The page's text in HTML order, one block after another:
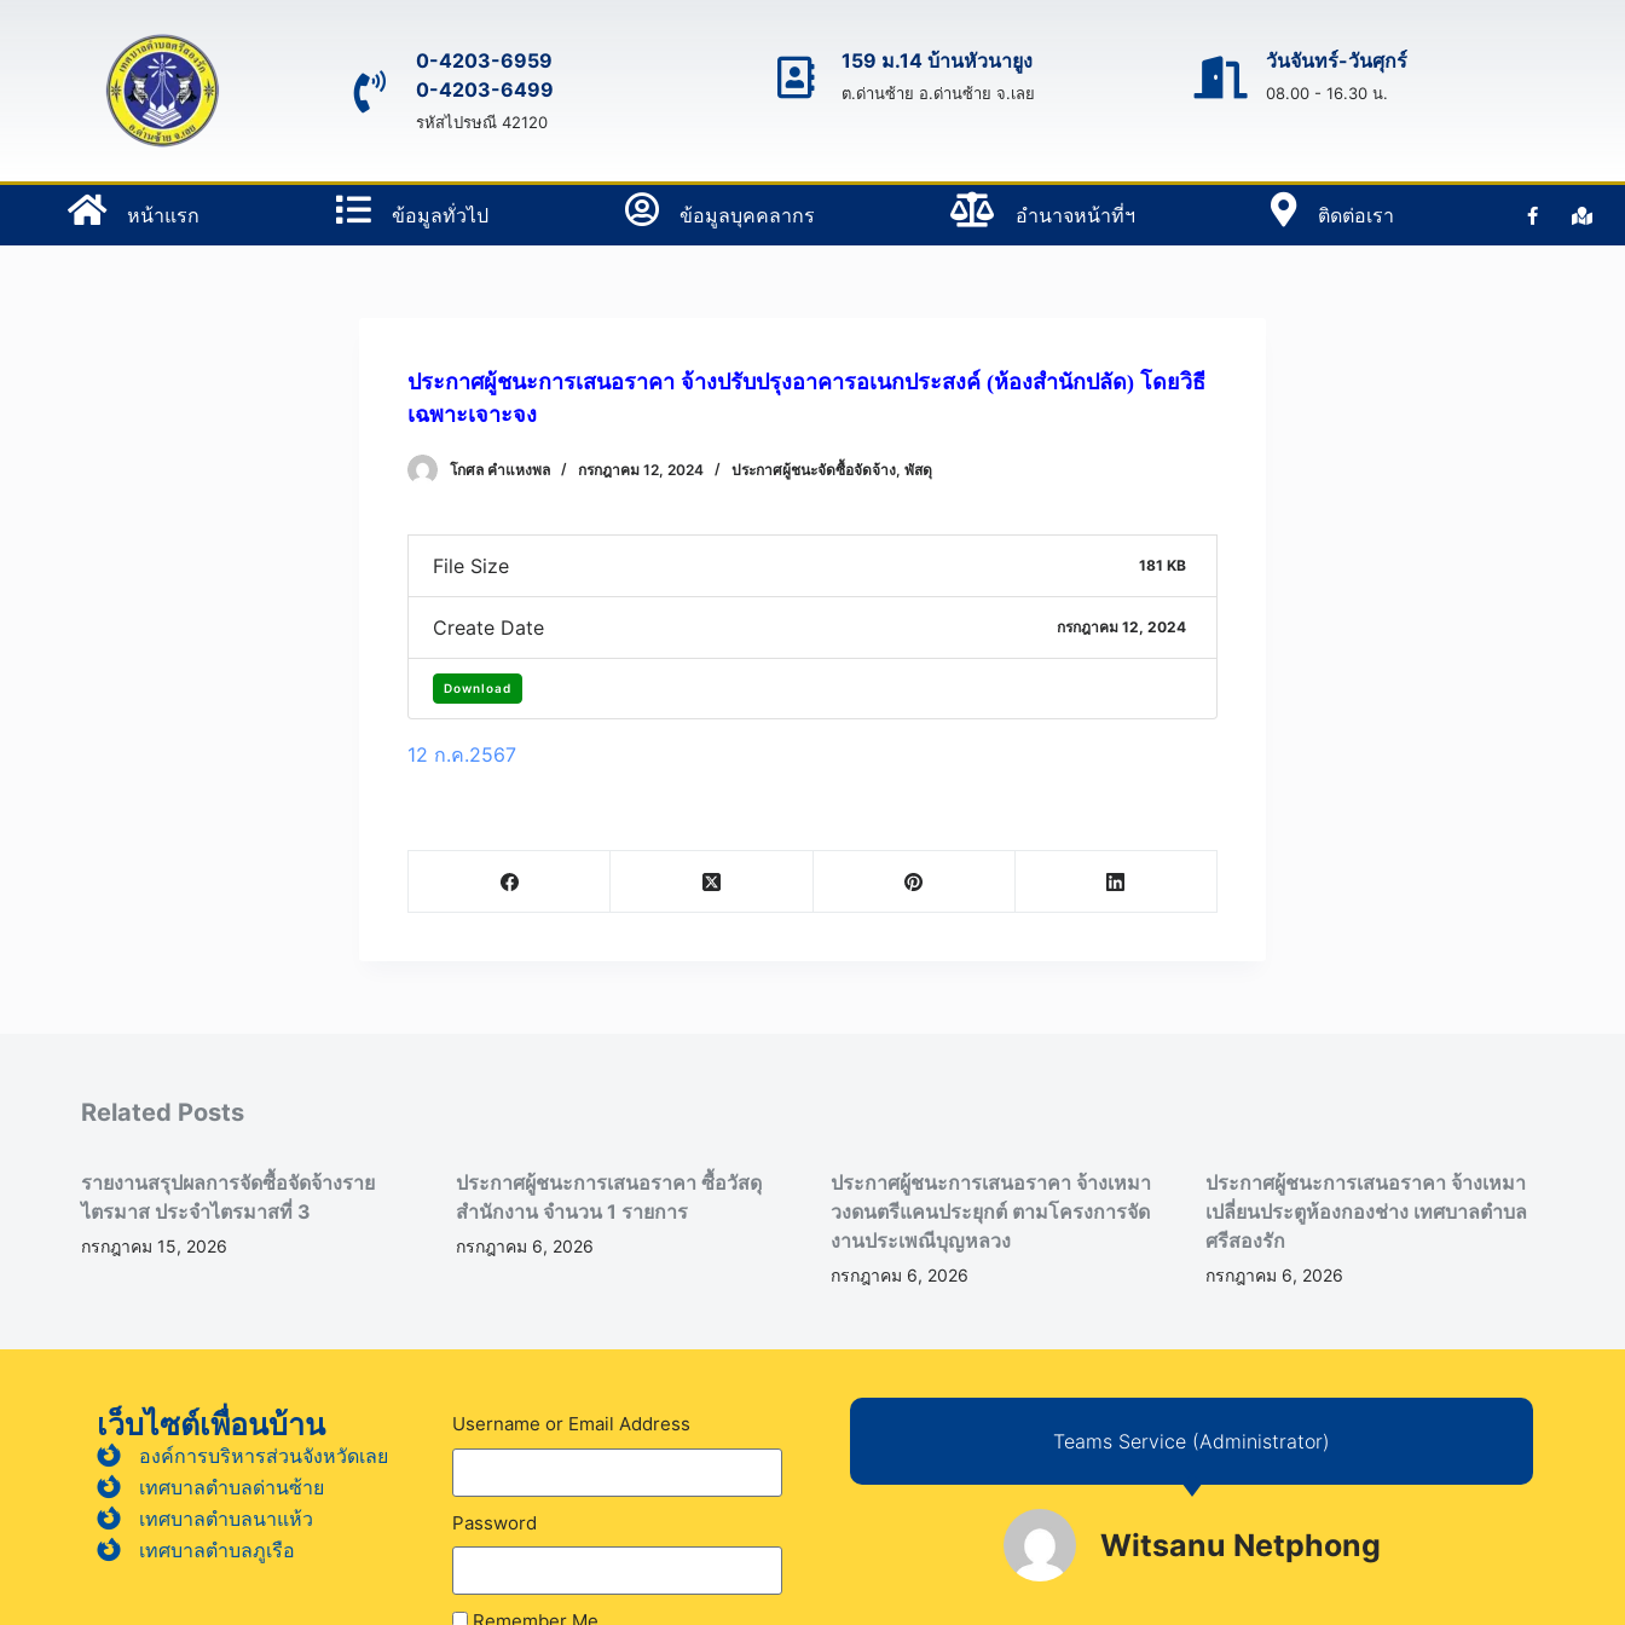
o
o
0-4203-6959
0-4203-6499
รหัสไปรษณี 42120
159 ม.14 บ้านหัวนายูง
ต.ด่านซ้าย อ.ด่านซ้าย จ.เลย
วันจันทร์-วันศุกร์
08.00 - 16.30 น.
หน้าแรก ข้อมูลทั่วไป ข้อมูลบุคคลากร อํานาจหน้าที่ฯ ติดต่อเรา
ประกาศผู้ชนะการเสนอราคา จ้างปรับปรุงอาคารอเนกประสงค์ (ห้องสำนักปลัด) โดยวิธี
เฉพาะเจาะจง
โกศล คําแหงพล กรกฎาคม 12, 2024 ประกาศผู้ชนะจัดซื้อจัดจ้าง, พัสดุ
File Size 181 KB
Create Date กรกฎาคม 12, 2024
Download
12 ก.ค.2567
Related Posts
รายงานสรุปผลการจัดซื้อจัดจ้างราย
ไตรมาส ประจำไตรมาสที่ 3
กรกฎาคม 15, 2026
ประกาศผู้ชนะการเสนอราคา ซื้อวัสดุ
สำนักงาน จำนวน 1 รายการ
กรกฎาคม 6, 2026
ประกาศผู้ชนะการเสนอราคา จ้างเหมา
วงดนตรีแคนประยุกต์ ตามโครงการจัด
งานประเพณีบุญหลวง
กรกฎาคม 6, 2026
ประกาศผู้ชนะการเสนอราคา จ้างเหมา
เปลี่ยนประตูห้องกองช่าง เทศบาลตำบล
ศรีสองรัก
กรกฎาคม 6, 2026
เว็บไซต์เพื่อนบ้าน
องค์การบริหารส่วนจังหวัดเลย
เทศบาลตำบลด่านซ้าย
เทศบาลตำบลนาแห้ว
เทศบาลตำบลภูเรือ
Username or Email Address
Password
Teams Service (Administrator)
Witsanu Netphong